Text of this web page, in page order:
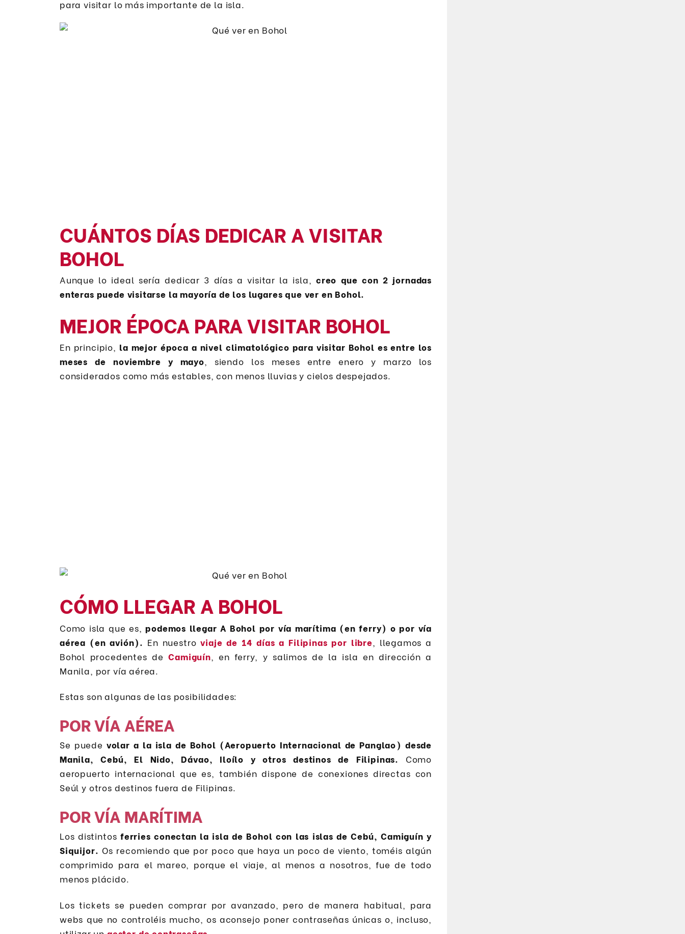
para visitar lo más importante de la isla.
CUÁNTOS DÍAS DEDICAR A VISITAR
BOHOL
Aunque lo ideal sería dedicar 3 días a visitar la isla, creo que con 2 jornadas
enteras puede visitarse la mayoría de los lugares que ver en Bohol.
MEJOR ÉPOCA PARA VISITAR BOHOL
En principio, la mejor época a nivel climatológico para visitar Bohol es entre los
meses de noviembre y mayo, siendo los meses entre enero y marzo los
considerados como más estables, con menos lluvias y cielos despejados.
CÓMO LLEGAR A BOHOL
Como isla que es,podemos llegar A Bohol por vía marítima (en ferry) o por vía
aérea (en avión). En nuestroviaje de 14 días a Filipinas por libre , llegamos a
Bohol procedentes deCamiguín , en ferry, y salimos de la isla en dirección a
Manila, por vía aérea.
Estas son algunas de las posibilidades:
POR VÍA AÉREA
Se puede volar a la isla de Bohol (Aeropuerto Internacional de Panglao) desde
Manila, Cebú, El Nido, Dávao, Iloílo y otros destinos de Filipinas. Como
aeropuerto internacional que es, también dispone de conexiones directas con
Seúl y otros destinos fuera de Filipinas.
POR VÍA MARÍTIMA
Los distintos ferries conectan la isla de Bohol con las islas de Cebú, Camiguín y
Siquijor. Os recomiendo que por poco que haya un poco de viento, toméis algún
comprimido para el mareo, porque el viaje, al menos a nosotros, fue de todo
menos plácido.
Los tickets se pueden comprar por avanzado, pero de manera habitual, para
webs que no controléis mucho, os aconsejo poner contraseñas únicas o, incluso,